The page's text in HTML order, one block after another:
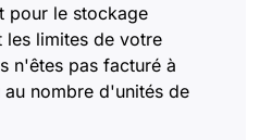
pour le stockage
les limites de votre
n'êtes pas facturé à
au nombre d'unités de